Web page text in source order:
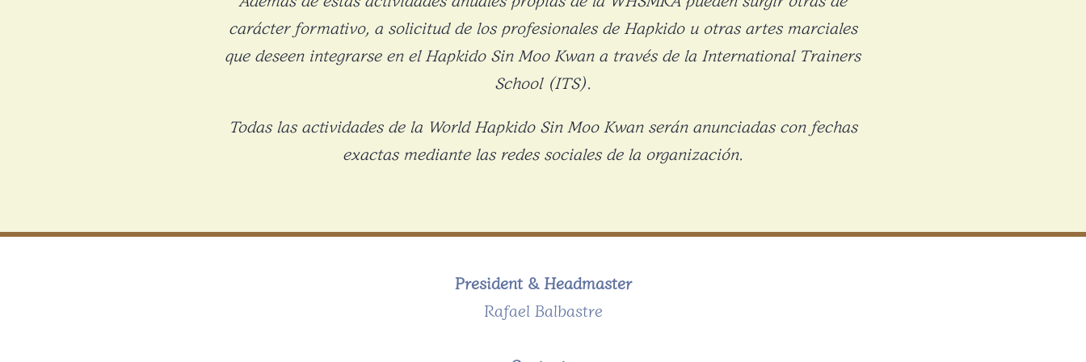
carácter formativo, a solicitud de los profesionales de Hapkido u otras artes marciales
que deseen integrarse en el Hapkido Sin Moo Kwan a través de la International Trainers
School (ITS).
Todas las actividades de la World Hapkido Sin Moo Kwan serán anunciadas con fechas
exactas mediante las redes sociales de la organización.
President & Headmaster
Rafael Balbastre